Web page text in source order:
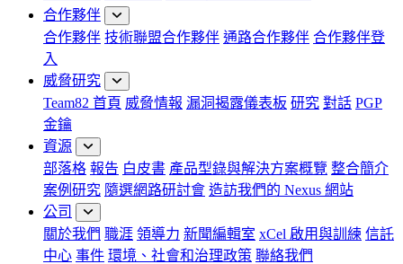
合作夥伴
合作夥伴 技術聯盟合作夥伴 通路合作夥伴 合作夥伴登
入
威脅研究
Team82 首頁 威脅情報 漏洞揭露儀表板 研究 對話 PGP
金鑰
資源
部落格 報告 白皮書 產品型錄與解決方案概覽 整合簡介
案例研究 隨選網路研討會 造訪我們的 Nexus 網站
公司
關於我們 職涯 領導力 新聞編輯室 xCel 啟用與訓練 信託
中心 事件 環境、社會和治理政策 聯絡我們